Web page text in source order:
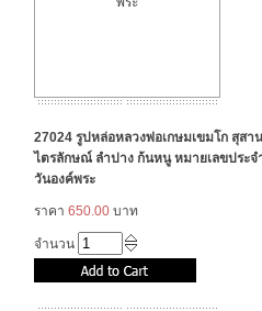
27024 รูปหล่อหลวงพ่อเกษมเขมโก สุสาน
ไตรลักษณ์ ลำปาง ก้นหนู หมายเลขประจ
วันองค์พระ
ราคา 650.00 บาท
จำนวน